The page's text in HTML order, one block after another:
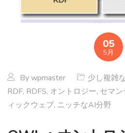
05
5月
Bywpmaster 少し複雑
RDF, RDFS, オントロジー, セマ
ィックウェブ, ニッチなAI分野